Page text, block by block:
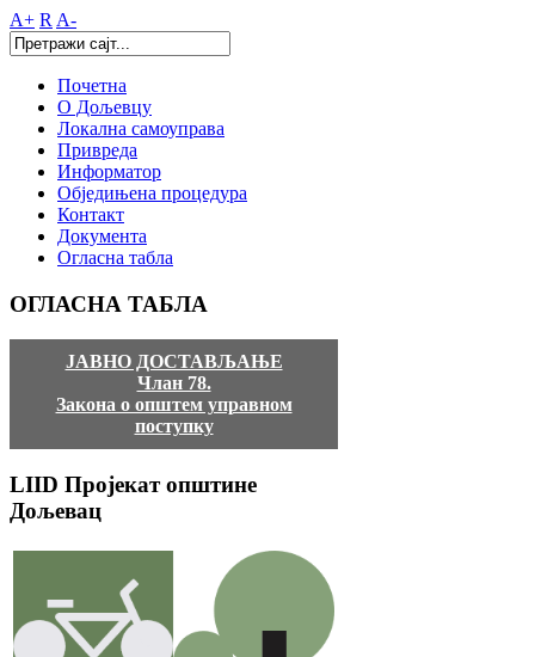
A+ R A-
Почетна
О Дољевцу
Локална самоуправа
Привреда
Информатор
Обједињена процедура
Контакт
Документа
Огласна табла
ОГЛАСНА ТАБЛА
ЈАВНО ДОСТАВЉАЊЕ
Члан 78.
Закона о општем управном
поступку
LIID Пројекат општине
Дољевац